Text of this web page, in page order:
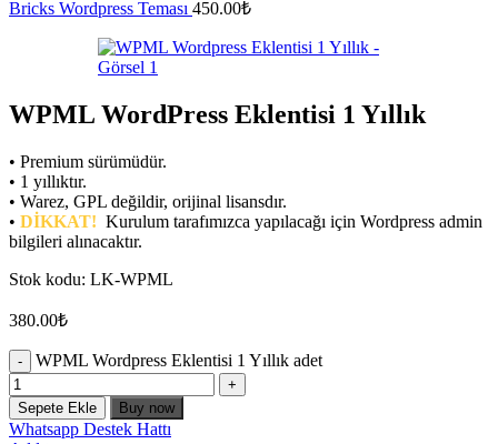
Bricks Wordpress Teması 450.00₺
WPML WordPress Eklentisi 1 Yıllık
• Premium sürümüdür.
• 1 yıllıktır.
• Warez, GPL değildir, orijinal lisansdır.
• DİKKAT! Kurulum tarafımızca yapılacağı için Wordpress admin
bilgileri alınacaktır.
Stok kodu: LK-WPML
380.00₺
WPML Wordpress Eklentisi 1 Yıllık adet
Sepete Ekle Buy now
Whatsapp Destek Hattı